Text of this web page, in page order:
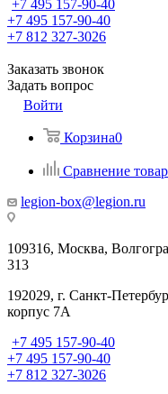
+7 495 157-90-40
+7 495 157-90-40
+7 812 327-3026
Заказать звонок
Задать вопрос
Войти
Корзина0
Сравнение
legion-box@legion.ru
109316, Москва,
313
192029, г. Санкт-
корпус 7А
+7 495 157-90-40
+7 495 157-90-40
+7 812 327-3026